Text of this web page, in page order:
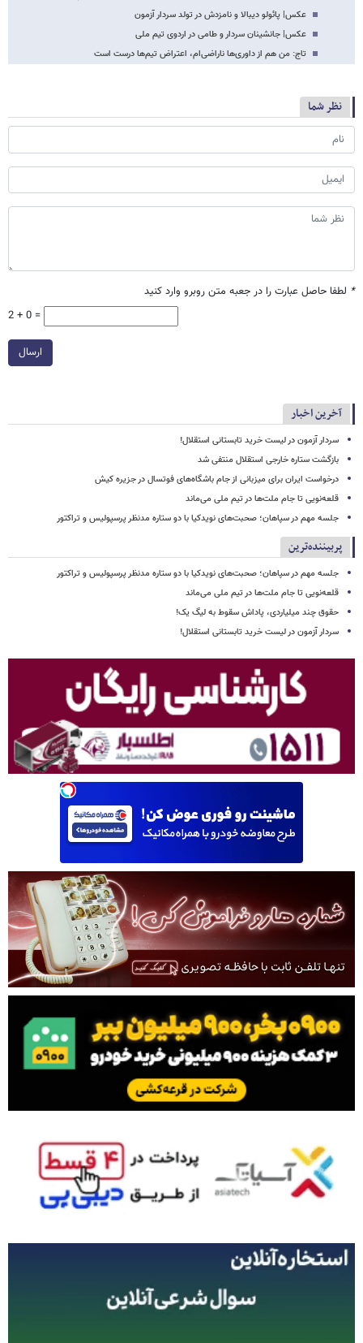
عکس‌| پائولو دیبالا و نامزدش در تولد سردار آزمون
عکس‌| جانشینان سردار و طامی در اردوی تیم ملی
تاج: من هم از داوری‌ها ناراضی‌ام، اعتراض تیم‌ها درست است
نظر شما
* لطفا حاصل عبارت را در جعبه متن روبرو وارد کنید
2 + 0 =
ارسال
آخرین اخبار
سردار آزمون در لیست خرید تابستانی استقلال!
بازگشت ستاره خارجی استقلال منتفی شد
درخواست ایران برای میزبانی از جام باشگاه‌های فوتسال در جزیره کیش
قلعه‌نویی تا جام ملت‌ها در تیم ملی می‌ماند
جلسه مهم در سپاهان؛ صحبت‌های نویدکیا با دو ستاره مدنظر پرسپولیس و تراکتور
پربیننده‌ترین
جلسه مهم در سپاهان؛ صحبت‌های نویدکیا با دو ستاره مدنظر پرسپولیس و تراکتور
قلعه‌نویی تا جام ملت‌ها در تیم ملی می‌ماند
حقوق چند میلیاردی، پاداش سقوط به لیگ یک!
سردار آزمون در لیست خرید تابستانی استقلال!